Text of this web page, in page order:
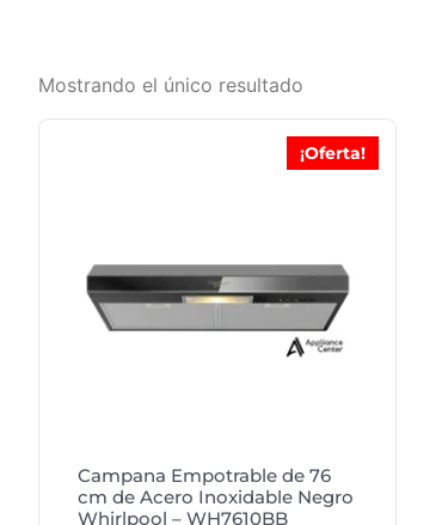
Mostrando el único resultado
¡Oferta!
Campana Empotrable de 76
cm de Acero Inoxidable Negro
Whirlpool – WH7610BB